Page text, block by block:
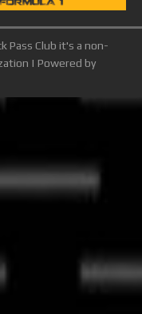
Pass Club it's a non-
| Powered by